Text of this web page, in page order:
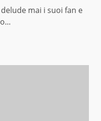
mai i suoi fan e